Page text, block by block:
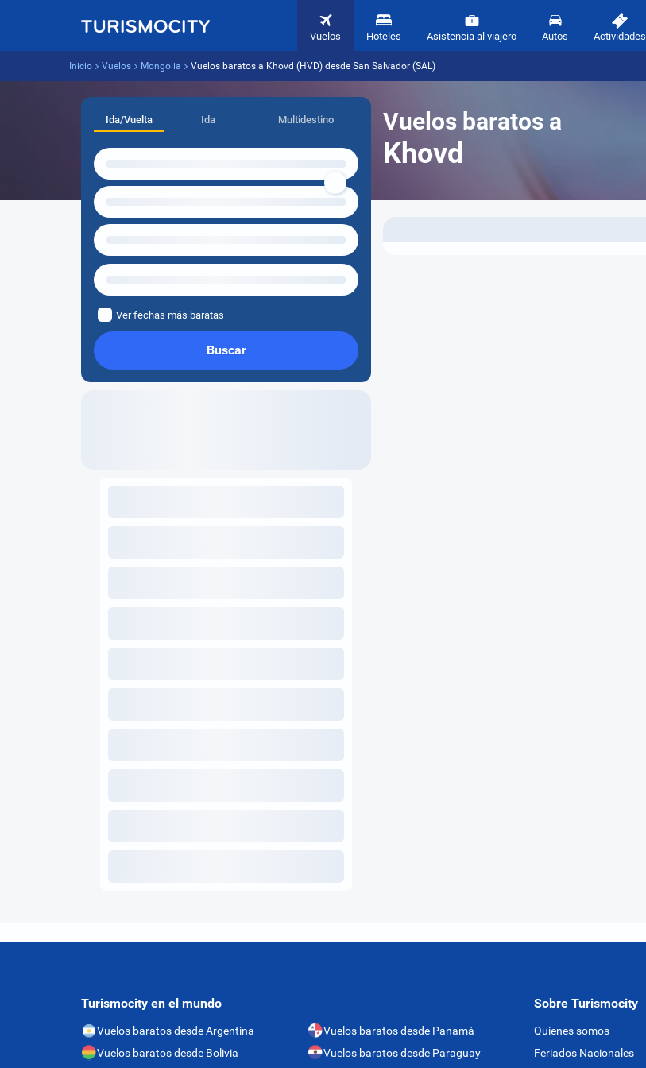
Vuelos Hoteles Asistencia al viajero Autos Actividades
Inicio Vuelos Mongolia Vuelos baratos a Khovd (HVD) desde San Salvador (SAL)
Vuelos baratos a
Khovd
Ida/Vuelta Ida Multidestino
Ver fechas más baratas
Buscar
Turismocity en el mundo
Vuelos baratos desde Argentina
Vuelos baratos desde Bolivia
Vuelos baratos desde Panamá
Vuelos baratos desde Paraguay
Sobre Turismocity
Quienes somos
Feriados Nacionales